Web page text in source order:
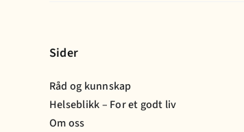
Sider
Råd og kunnskap
Helseblikk – For et godt liv
Om oss